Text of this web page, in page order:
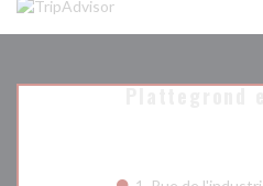
Plattegrond